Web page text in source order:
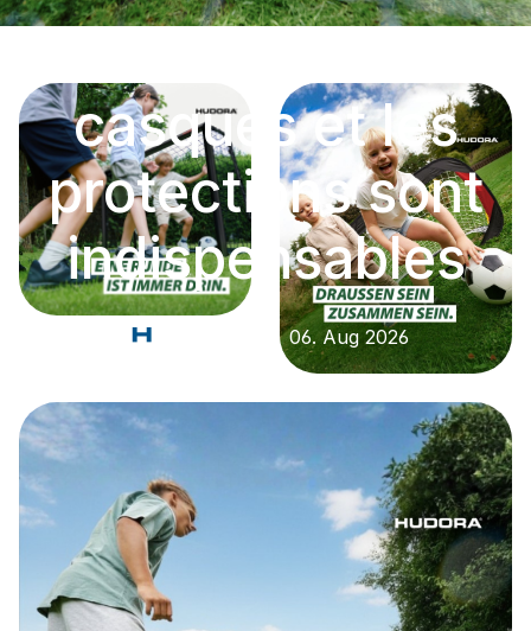
casques et les
protections sont
indispensables
06. Aug 2026